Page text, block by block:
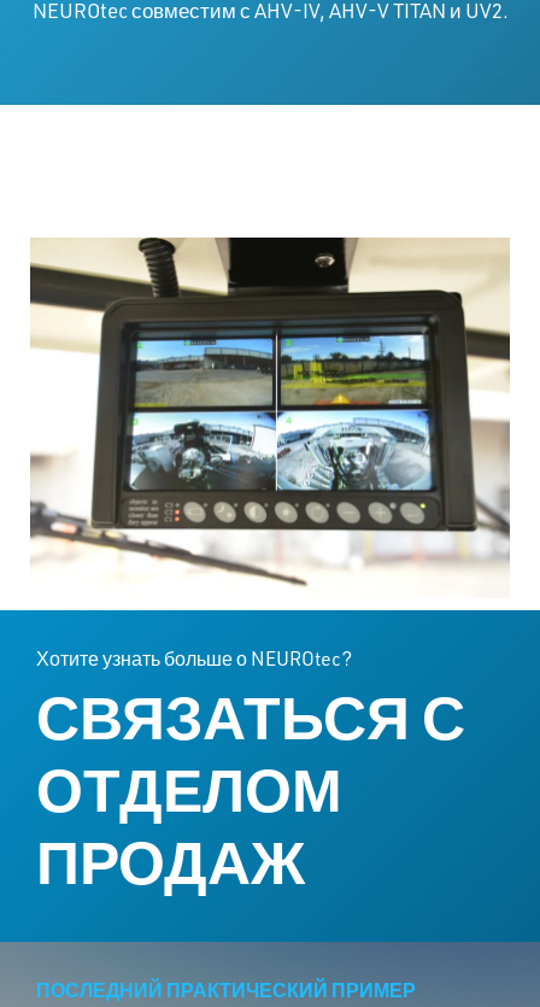
NEUROtec совместим с AHV-IV, AHV-V TITAN и UV2.
Хотите узнать больше о NEUROtec?
СВЯЗАТЬСЯ С
ОТДЕЛОМ
ПРОДАЖ
ПОСЛЕДНИЙ ПРАКТИЧЕСКИЙ ПРИМЕР